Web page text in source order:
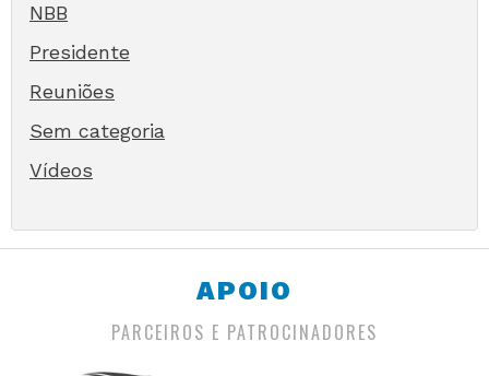
NBB
Presidente
Reuniões
Sem categoria
Vídeos
APOIO
PARCEIROS E PATROCINADORES